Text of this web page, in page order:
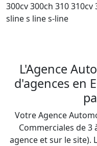
300cv 300ch 310
sline s line s-line
L'Agence
d'agences en
Votre Agence
Commerciales de
agence et sur le site).